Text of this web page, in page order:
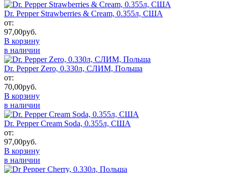
Dr. Pepper Strawberries & Cream, 0.355л, США
от:
97,00руб.
В корзину
в наличии
Dr. Pepper Zero, 0.330л, СЛИМ, Польша
от:
70,00руб.
В корзину
в наличии
Dr. Pepper Cream Soda, 0.355л, США
от:
97,00руб.
В корзину
в наличии